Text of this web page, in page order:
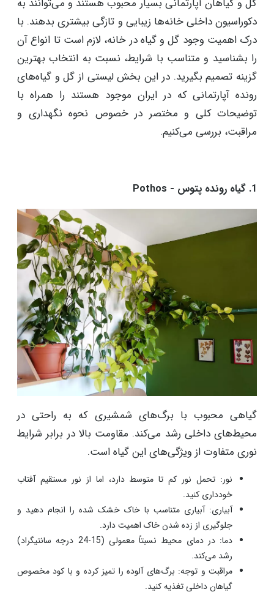
گل و گیاهان آپارتمانی بسیار محبوب هستند و می‌توانند به
دکوراسیون داخلی خانه‌ها زیبایی و تازگی بیشتری بدهند. با
درک اهمیت وجود گل و گیاه در خانه، لازم است تا انواع آن
را بشناسید و متناسب با شرایط، نسبت به انتخاب بهترین
گزینه تصمیم بگیرید. در این بخش لیستی از گل و گیاه‌های
رونده آپارتمانی که در ایران موجود هستند را همراه با
توضیحات کلی و مختصر در خصوص نحوه نگهداری و
مراقبت، بررسی می‌کنیم.
گیاهی محبوب با برگ‌های شمشیری که به راحتی در
محیط‌های داخلی رشد می‌کند. مقاومت بالا در برابر شرایط
نوری متفاوت از ویژگی‌های این گیاه است.
نور: تحمل نور کم تا متوسط دارد، اما از نور مستقیم آفتاب
خودداری کنید.
آبیاری: آبیاری متناسب با خاک خشک شده را انجام دهید و
جلوگیری از زده شدن خاک اهمیت دارد.
دما: در دمای محیط نسبتاً معمولی (15-24 درجه سانتیگراد)
رشد می‌کند.
مراقبت و توجه: برگ‌های آلوده را تمیز کرده و با کود مخصوص
گیاهان داخلی تغذیه کنید.